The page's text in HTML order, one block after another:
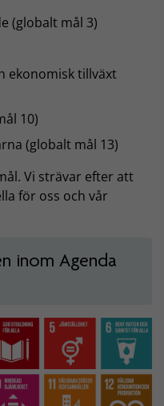
(globalt mål 3)
ekonomisk tillväxt
10)
(globalt mål 13)
Vi strävar efter att
för oss och vår
inom Agenda